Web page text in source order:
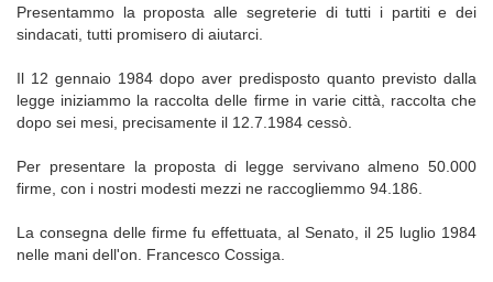
Presentammo la proposta alle segreterie di tutti i partiti e dei
sindacati, tutti promisero di aiutarci.
Il 12 gennaio 1984 dopo aver predisposto quanto previsto dalla
legge iniziammo la raccolta delle firme in varie città, raccolta che
dopo sei mesi, precisamente il 12.7.1984 cessò.
Per presentare la proposta di legge servivano almeno 50.000
firme, con i nostri modesti mezzi ne raccogliemmo 94.186.
La consegna delle firme fu effettuata, al Senato, il 25 luglio 1984
nelle mani dell'on. Francesco Cossiga.